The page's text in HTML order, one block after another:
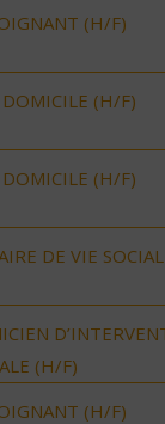
(H/F)
(H/F)
(H/F)
DE VIE
(H/F)
(H/F)